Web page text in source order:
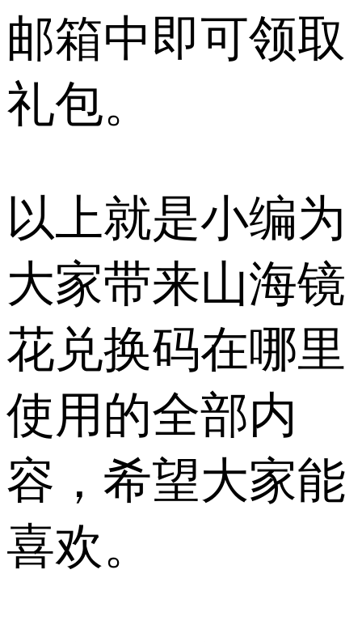
邮箱中即可领取
礼包。
以上就是小编为
大家带来山海镜
花兑换码在哪里
使用的全部内
容，希望大家能
喜欢。